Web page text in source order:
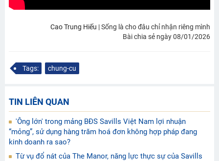
Cao Trung Hiếu | Sống là cho đâu chỉ nhận riêng mình
Bài chia sẻ ngày 08/01/2026
Tags: chung-cu
TIN LIÊN QUAN
'Ông lớn' trong mảng BĐS Savills Việt Nam lợi nhuận
“mỏng”, sử dụng hàng trăm hoá đơn không hợp pháp đang
kinh doanh ra sao?
Từ vụ đổ nát của The Manor, năng lực thực sự của Savills